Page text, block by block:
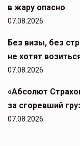
в жару опасно
07.08.2026
Без визы, без
не хотят
07.08.2026
«Абсолют
за сгоревший
07.08.2026